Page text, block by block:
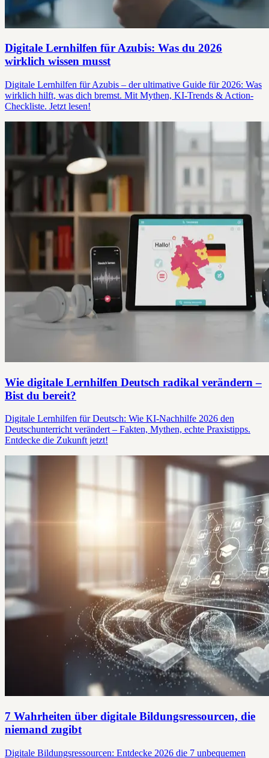
Digitale Lernhilfen für Azubis: Was du 2026
wirklich wissen musst
Digitale Lernhilfen für Azubis – der ultimative Guide für 2026: Was
wirklich hilft, was dich bremst. Mit Mythen, KI-Trends & Action-
Checkliste. Jetzt lesen!
Wie digitale Lernhilfen Deutsch radikal verändern –
Bist du bereit?
Digitale Lernhilfen für Deutsch: Wie KI-Nachhilfe 2026 den
Deutschunterricht verändert – Fakten, Mythen, echte Praxistipps.
Entdecke die Zukunft jetzt!
7 Wahrheiten über digitale Bildungsressourcen, die
niemand zugibt
Digitale Bildungsressourcen: Entdecke 2026 die 7 unbequemen